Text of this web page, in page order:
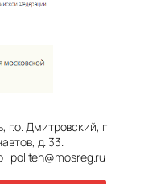
г.о. Дмитровский, г
д. 33.